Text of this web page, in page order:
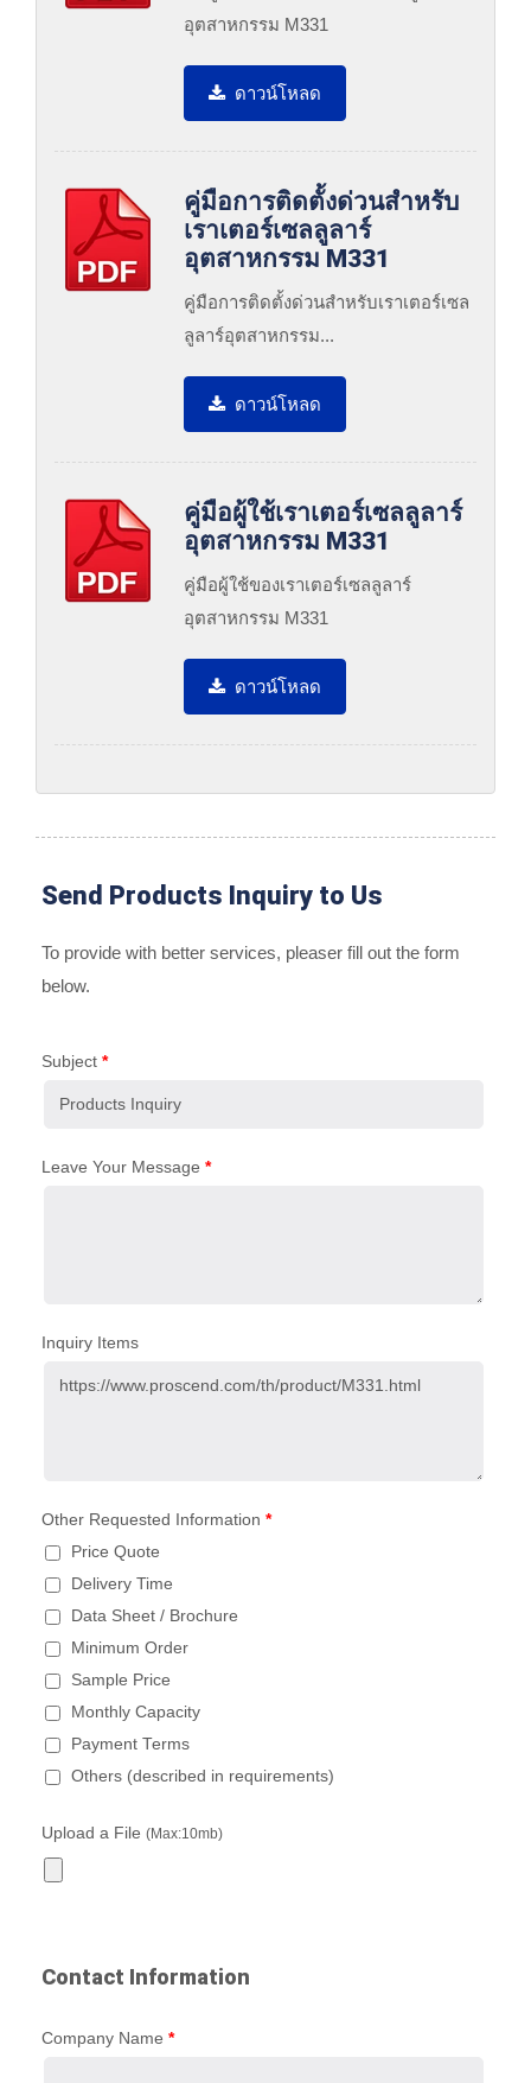
อุตสาหกรรม M331
ดาวน์โหลด
คู่มือการติดตั้งด่วนสำหรับ
เราเตอร์เซลลูลาร์
อุตสาหกรรม M331
คู่มือการติดตั้งด่วนสำหรับเราเตอร์เซล
ลูลาร์อุตสาหกรรม...
ดาวน์โหลด
คู่มือผู้ใช้เราเตอร์เซลลูลาร์
อุตสาหกรรม M331
คู่มือผู้ใช้ของเราเตอร์เซลลูลาร์
อุตสาหกรรม M331
ดาวน์โหลด